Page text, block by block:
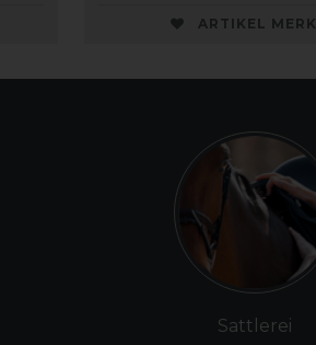
ARTIKEL
Sattlerei